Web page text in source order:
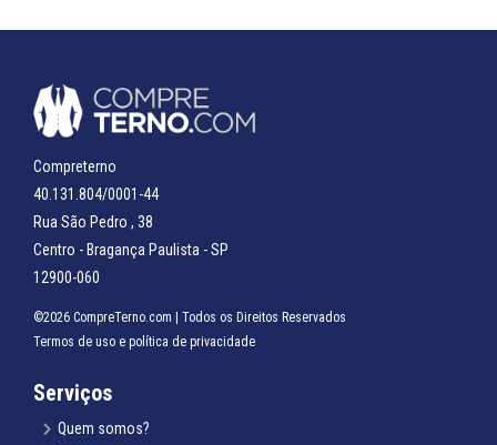
Compreterno
40.131.804/0001-44
Rua São Pedro , 38
Centro - Bragança Paulista - SP
12900-060
©2026 CompreTerno.com | Todos os Direitos Reservados
Termos de uso e política de privacidade
Serviços
Quem somos?